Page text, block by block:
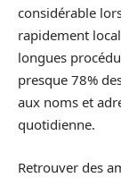
considérable
rapidement
longues
presque 78%
aux noms et
quotidienne.
Retrouver des